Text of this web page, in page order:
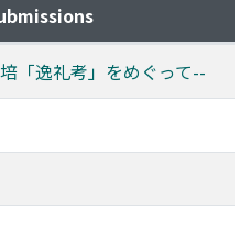
「逸礼考」をめぐって--